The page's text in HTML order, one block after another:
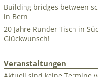
Building bridges between
in Bern
20 Jahre Runder Tisch in
Glückwunsch!
Veranstaltungen